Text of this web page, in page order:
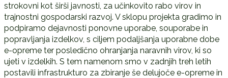
strokovni kot širši javnosti, za učinkovito rabo virov in
trajnostni gospodarski razvoj. V sklopu projekta gradimo in
podpiramo dejavnosti ponovne uporabe, souporabe in
popravljanja izdelkov, s ciljem podaljšanja uporabne dobe
e-opreme ter posledično ohranjanja naravnih virov, ki so
ujeti v izdelkih. S tem namenom smo v zadnjih treh letih
postavili infrastrukturo za zbiranje še delujoče e-opreme in